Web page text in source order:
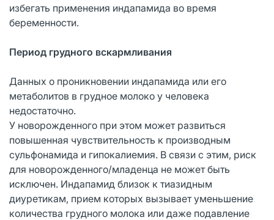
избегать применения индапамида во время
беременности.
Период грудного вскармливания
Данных о проникновении индапамида или его
метаболитов в грудное молоко у человека
недостаточно.
У новорожденного при этом может развиться
повышенная чувствительность к производным
сульфонамида и гипокалиемия. В связи с этим, риск
для новорожденного/младенца не может быть
исключен. Индапамид близок к тиазидным
диуретикам, прием которых вызывает уменьшение
количества грудного молока или даже подавление